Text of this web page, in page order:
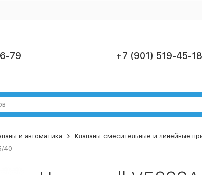
79 +7 (901) 519-45-18
и автоматика
Клапаны смесительные и линейные
40